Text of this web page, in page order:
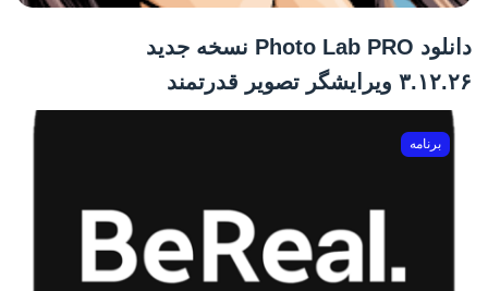
دانلود Photo Lab PRO نسخه جدید
۳.۱۲.۲۶ ویرایشگر تصویر قدرتمند
برنامه